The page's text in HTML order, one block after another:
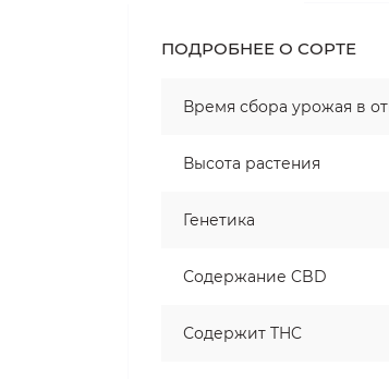
ПОДРОБНЕЕ О СОРТЕ
Время сбора урожая в
Высота растения
Генетика
Содержание CBD
Содержит THC